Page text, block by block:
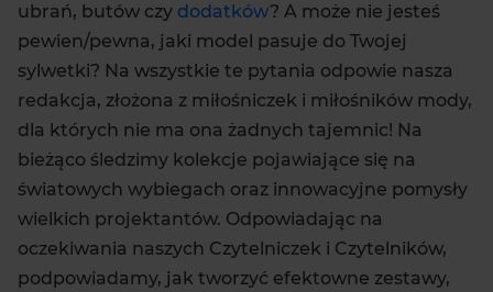
ubrań, butów czy dodatków? A może nie jesteś
pewien/pewna, jaki model pasuje do Twojej
sylwetki? Na wszystkie te pytania odpowie nasza
redakcja, złożona z miłośniczek i miłośników mody,
dla których nie ma ona żadnych tajemnic! Na
bieżąco śledzimy kolekcje pojawiające się na
światowych wybiegach oraz innowacyjne pomysły
wielkich projektantów. Odpowiadając na
oczekiwania naszych Czytelniczek i Czytelników,
podpowiadamy, jak tworzyć efektowne zestawy,